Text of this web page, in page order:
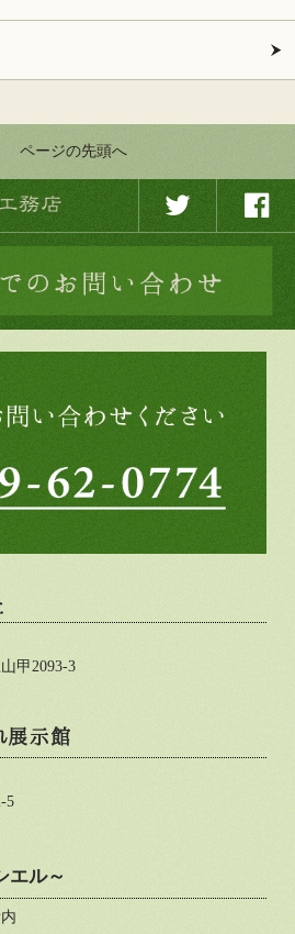
ページの先頭へ
甲2093-3
5
エル～